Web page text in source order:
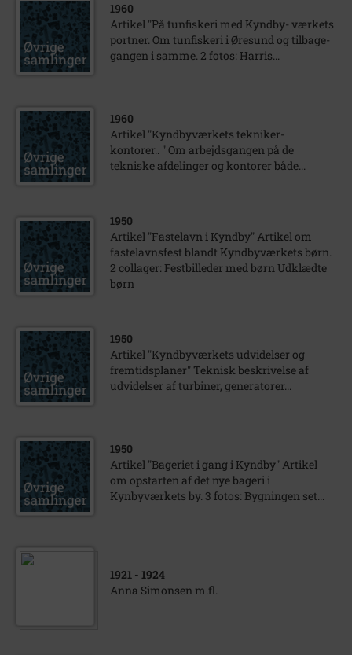
1960
Artikel "På tunfiskeri med Kyndby- værkets
portner. Om tunfiskeri i Øresund og tilbage-
gangen i samme. 2 fotos: Harris...
1960
Artikel "Kyndbyværkets tekniker-
kontorer.. " Om arbejdsgangen på de
tekniske afdelinger og kontorer både...
1950
Artikel "Fastelavn i Kyndby" Artikel om
fastelavnsfest blandt Kyndbyværkets børn.
2 collager: Festbilleder med børn Udklædte
børn
1950
Artikel "Kyndbyværkets udvidelser og
fremtidsplaner" Teknisk beskrivelse af
udvidelser af turbiner, generatorer...
1950
Artikel "Bageriet i gang i Kyndby" Artikel
om opstarten af det nye bageri i
Kynbyværkets by. 3 fotos: Bygningen set...
1921 - 1924
Anna Simonsen m.fl.